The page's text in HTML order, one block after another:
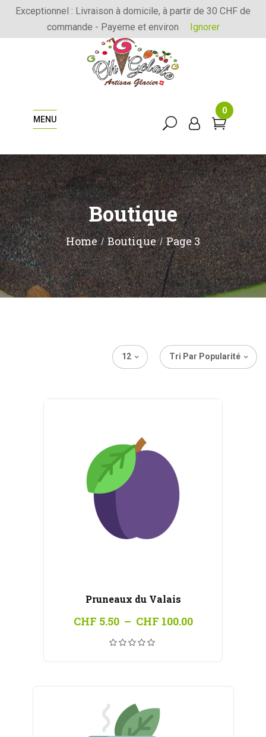
Exceptionnel : Livraison à domicile, à partir de 30 CHF de
commande - Payerne et environ
Ignorer
MENU
0
Boutique
Home Boutique Page 3
Tri Par Popularité
12
Pruneaux du Valais
CHF 5.50 – CHF 100.00Plage